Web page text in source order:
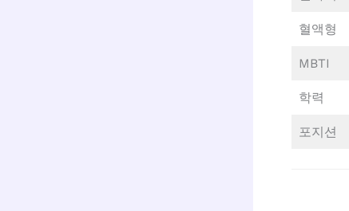
혈액형
MBTI
학력
포지션